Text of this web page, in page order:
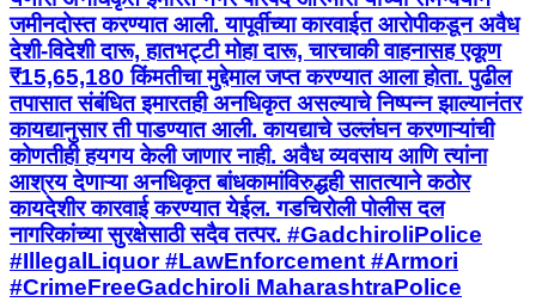
जमीनदोस्त करण्यात आली. यापूर्वीच्या कारवाईत आरोपीकडून अवैध
देशी-विदेशी दारू, हातभट्टी मोहा दारू, चारचाकी वाहनासह एकूण
₹15,65,180 किंमतीचा मुद्देमाल जप्त करण्यात आला होता. पुढील
तपासात संबंधित इमारतही अनधिकृत असल्याचे निष्पन्न झाल्यानंतर
कायद्यानुसार ती पाडण्यात आली. कायद्याचे उल्लंघन करणाऱ्यांची
कोणतीही हयगय केली जाणार नाही. अवैध व्यवसाय आणि त्यांना
आश्रय देणाऱ्या अनधिकृत बांधकामांविरुद्धही सातत्याने कठोर
कायदेशीर कारवाई करण्यात येईल. गडचिरोली पोलीस दल
नागरिकांच्या सुरक्षेसाठी सदैव तत्पर. #GadchiroliPolice
#IllegalLiquor #LawEnforcement #Armori
#CrimeFreeGadchiroli MaharashtraPolice